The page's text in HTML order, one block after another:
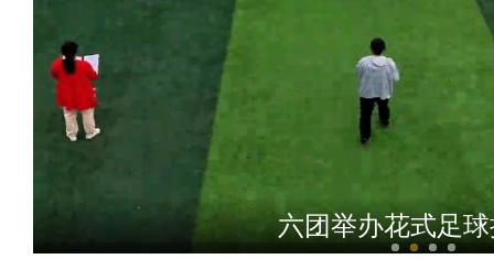
六团举办花式足